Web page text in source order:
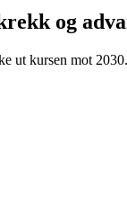
og
ut kursen mot